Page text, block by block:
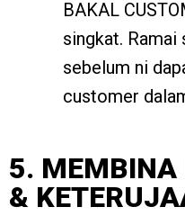
BAKAL
singkat.
sebelum ni
customer
5. MEMBINA
&